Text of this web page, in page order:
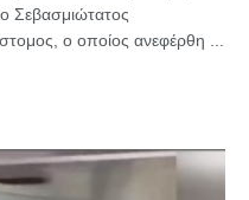
Σεβασμιώτατος
ο οποίος ανεφέρθη ...